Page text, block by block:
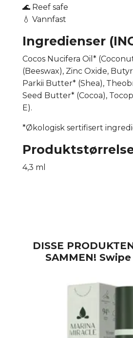
🌊 Reef safe
💧 Vannfast
Ingredienser
Cocos Nucifera Oil*
(Beeswax), Zinc Oxide,
Parkii Butter* (Shea),
Seed Butter* (Cocoa),
E).
*Økologisk sertifisert
4,3 ml